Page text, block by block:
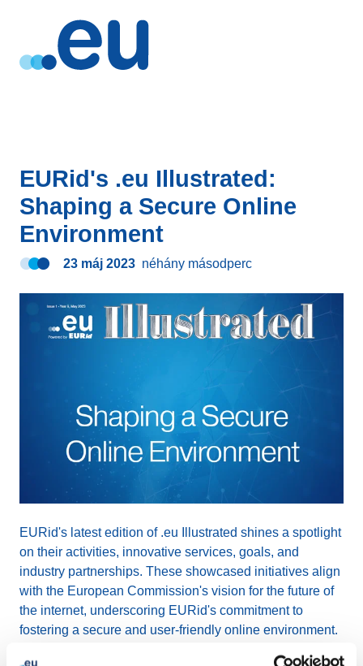
EURid's .eu Illustrated:
Shaping a Secure Online
Environment
23 máj 2023 néhány másodperc
EURid's latest edition of .eu Illustrated shines a spotlight
on their activities, innovative services, goals, and
industry partnerships. These showcased initiatives align
with the European Commission's vision for the future of
the internet, underscoring EURid's commitment to
fostering a secure and user-friendly online environment.